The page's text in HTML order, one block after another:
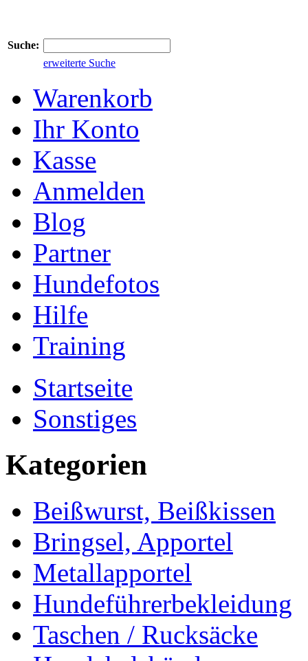
Suche:
erweiterte Suche
Warenkorb
Ihr Konto
Kasse
Anmelden
Blog
Partner
Hundefotos
Hilfe
Training
Startseite
Sonstiges
Kategorien
Beißwurst, Beißkissen
Bringsel, Apportel
Metallapportel
Hundeführerbekleidung
Taschen / Rucksäcke